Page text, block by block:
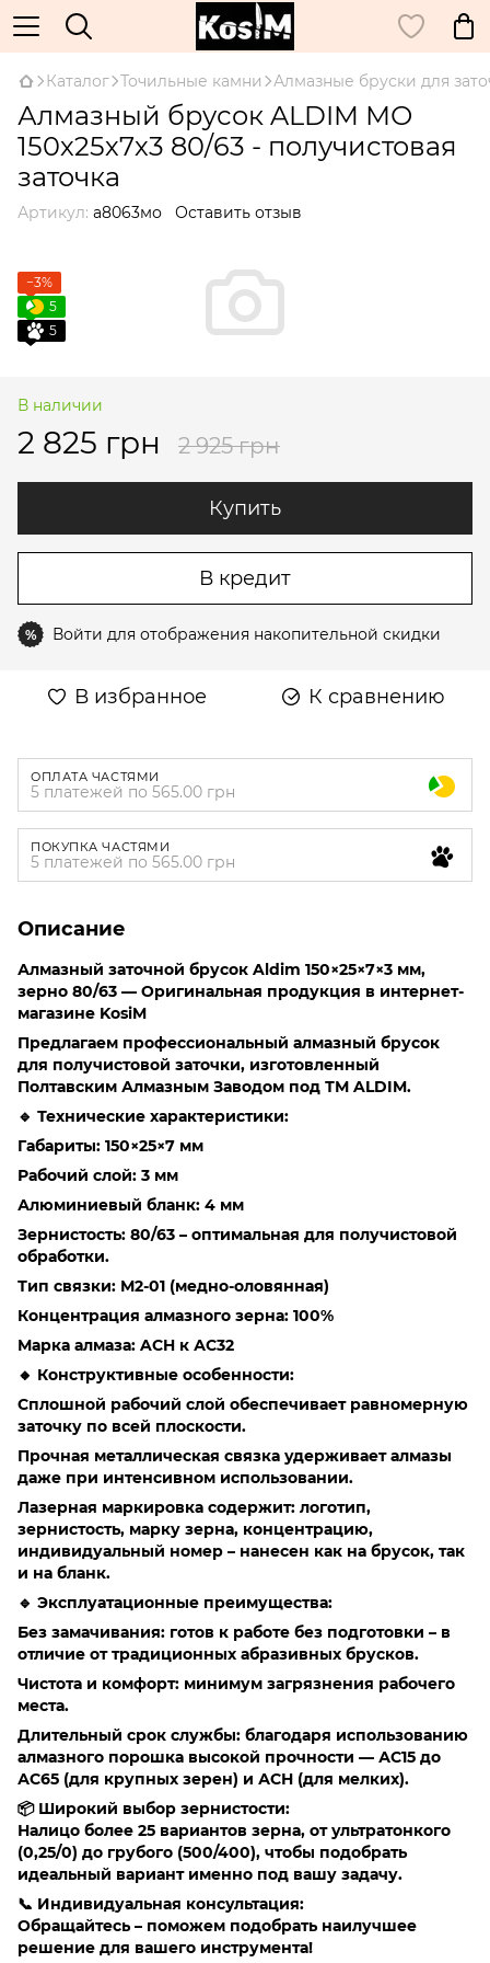
Каталог Точильные камни Алмазные бруски для
Алмазный брусок ALDIM МО
150х25х7х3 80/63 - получистовая
заточка
Артикул: а8063мо Оставить отзыв
−3%
5
5
В наличии
2 825 грн 2 925 грн
Купить
В кредит
% Войти для отображения накопительной скидки
В избранное К сравнению
ОПЛАТА ЧАСТЯМИ
5 платежей по 565.00 грн
ПОКУПКА ЧАСТЯМИ
5 платежей по 565.00 грн
Описание
Алмазный заточной брусок Aldim 150×25×7×3 мм,
зерно 80/63 — Оригинальная продукция в интернет-
магазине KosiM
Предлагаем профессиональный алмазный брусок
для получистовой заточки, изготовленный
Полтавским Алмазным Заводом под ТМ ALDIM.
🔹 Технические характеристики:
Габариты: 150×25×7 мм
Рабочий слой: 3 мм
Алюминиевый бланк: 4 мм
Зернистость: 80/63 – оптимальная для получистовой
обработки.
Тип связки: М2-01 (медно-оловянная)
Концентрация алмазного зерна: 100%
Марка алмаза: ACH к АС32
🔸 Конструктивные особенности:
Сплошной рабочий слой обеспечивает равномерную
заточку по всей плоскости.
Прочная металлическая связка удерживает алмазы
даже при интенсивном использовании.
Лазерная маркировка содержит: логотип,
зернистость, марку зерна, концентрацию,
индивидуальный номер – нанесен как на брусок, так
и на бланк.
🔹 Эксплуатационные преимущества:
Без замачивания: готов к работе без подготовки – в
отличие от традиционных абразивных брусков.
Чистота и комфорт: минимум загрязнения рабочего
места.
Длительный срок службы: благодаря использованию
алмазного порошка высокой прочности — АС15 до
АС65 (для крупных зерен) и АСН (для мелких).
📦 Широкий выбор зернистости:
Налицо более 25 вариантов зерна, от ультратонкого
(0,25/0) до грубого (500/400), чтобы подобрать
идеальный вариант именно под вашу задачу.
📞 Индивидуальная консультация:
Обращайтесь – поможем подобрать наилучшее
решение для вашего инструмента!